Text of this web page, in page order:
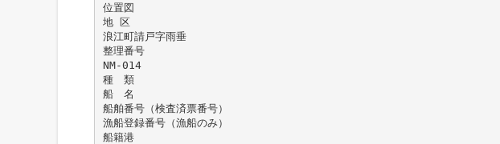
位置図
地 区
浪江町請戸字雨垂
整理番号
NM-014
種 類
船 名
船舶番号（検査済票番号）
漁船登録番号（漁船のみ）
船籍港